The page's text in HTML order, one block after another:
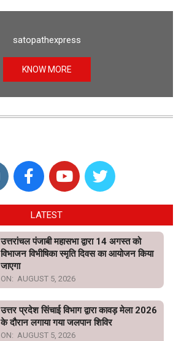
satopathexpress
KNOW MORE
LATEST
उत्तरांचल पंजाबी महासभा द्वारा 14 अगस्त को
विभाजन विभीषिका स्मृति दिवस का आयोजन किया
जाएगा
ON: AUGUST 5, 2026
उत्तर प्रदेश सिंचाई विभाग द्वारा कावड़ मेला 2026
के दौरान लगाया गया जलपान शिविर
ON: AUGUST 5, 2026